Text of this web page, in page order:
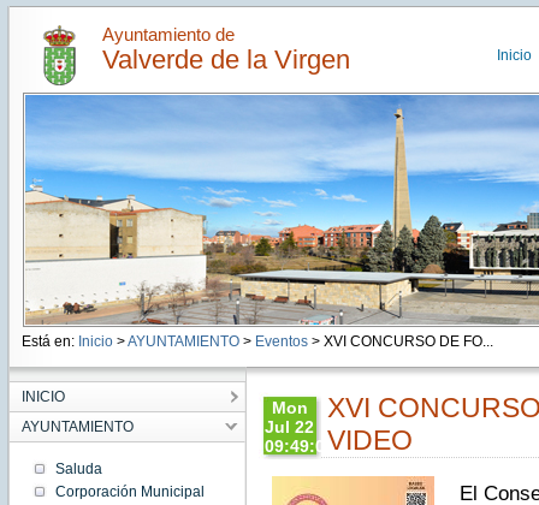
Ayuntamiento de
Valverde de la Virgen Inicio
Está en: Inicio >AYUNTAMIENTO> Eventos> XVI CONCURSO DE FO...
INICIO
AYUNTAMIENTO
Saluda
Corporación Municipal
Mon
Jul 22
09:49:00
Mon Jul
XVI
VIDEO
El